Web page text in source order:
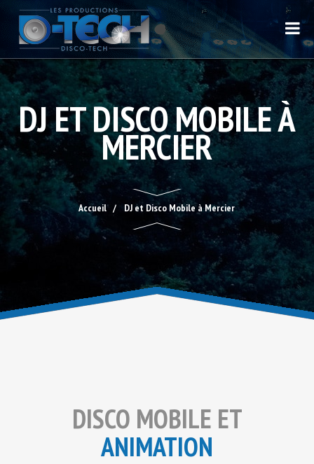
DJ ET DISCO MOBILE À
MERCIER
Accueil DJ et Disco Mobile à Mercier
DISCO MOBILE ET
ANIMATION